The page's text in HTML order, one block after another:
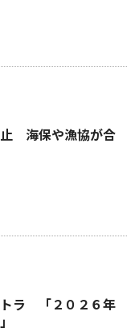
止 海保や漁協が合
トラ 「２０２６年